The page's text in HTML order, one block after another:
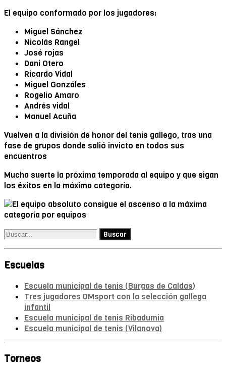
El equipo conformado por los jugadores:
Miguel Sánchez
Nicolás Rangel
José rojas
Dani Otero
Ricardo Vidal
Miguel Gonzáles
Rogelio Amaro
Andrés vidal
Manuel Acuña
Vuelven a la división de honor del tenis gallego, tras una
fase de grupos donde salió invicto en todos sus
encuentros
Mucha suerte la próxima temporada al equipo y que sigan
los éxitos en la máxima categoría.
Escuelas
Escuela municipal de tenis (Burgas de Caldas)
Tres jugadores DMsport con la selección gallega
infantil
Escuela municipal de tenis Ribadumia
Escuela municipal de tenis (Vilanova)
Torneos